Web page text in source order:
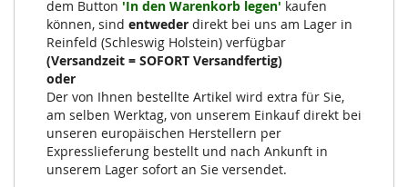
dem Button 'In den Warenkorb legen' kaufen
können, sind entweder direkt bei uns am Lager in
Reinfeld (Schleswig Holstein) verfügbar
(Versandzeit = SOFORT Versandfertig)
oder
Der von Ihnen bestellte Artikel wird extra für Sie,
am selben Werktag, von unserem Einkauf direkt bei
unseren europäischen Herstellern per
Expresslieferung bestellt und nach Ankunft in
unserem Lager sofort an Sie versendet.